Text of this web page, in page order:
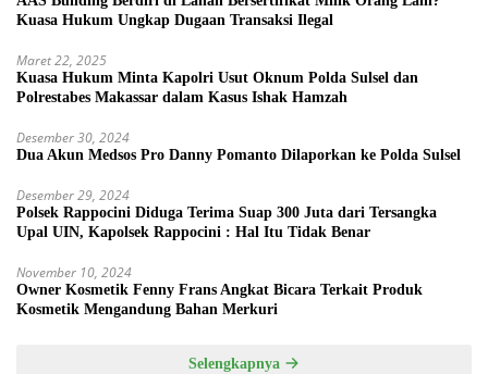
Kuasa Hukum Ungkap Dugaan Transaksi Ilegal
Maret 22, 2025
Kuasa Hukum Minta Kapolri Usut Oknum Polda Sulsel dan
Polrestabes Makassar dalam Kasus Ishak Hamzah
Desember 30, 2024
Dua Akun Medsos Pro Danny Pomanto Dilaporkan ke Polda Sulsel
Desember 29, 2024
Polsek Rappocini Diduga Terima Suap 300 Juta dari Tersangka
Upal UIN, Kapolsek Rappocini : Hal Itu Tidak Benar
November 10, 2024
Owner Kosmetik Fenny Frans Angkat Bicara Terkait Produk
Kosmetik Mengandung Bahan Merkuri
Selengkapnya